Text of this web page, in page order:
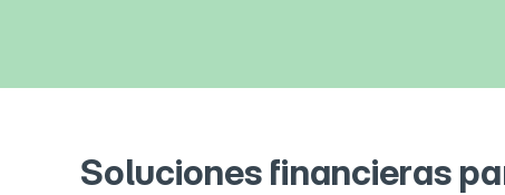
Soluciones financieras